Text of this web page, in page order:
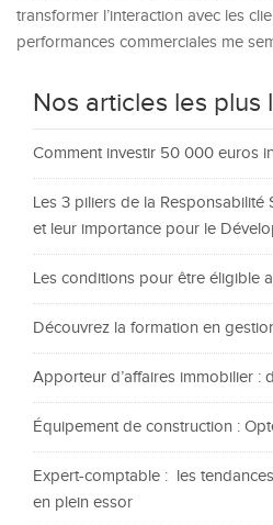
transformer l’interaction avec les
performances commerciales me
Nos articles les plus
Comment investir 50 000 euros
Les 3 piliers de la Responsabilité
et leur importance pour le
Les conditions pour être éligible
Découvrez la formation en
Apporteur d’affaires immobilier :
Équipement de construction :
Expert-comptable : les
en plein essor